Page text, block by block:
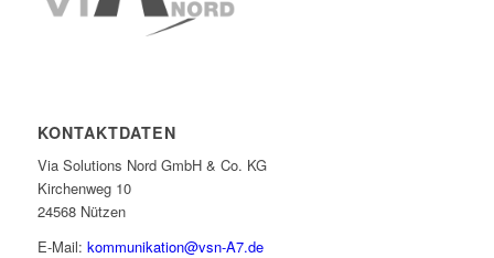
KONTAKTDATEN
Via Solutions Nord GmbH & Co. KG
Kirchenweg 10
24568 Nützen
E-Mail: kommunikation@vsn-A7.de